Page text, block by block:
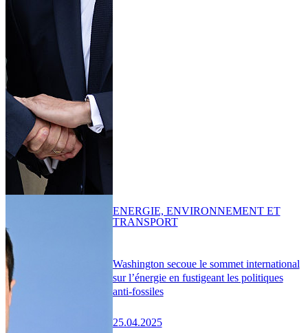
Washington secoue le sommet international
sur l’énergie en fustigeant les politiques
anti-fossiles
25.04.2025
ENERGIE, ENVIRONNEMENT ET
TRANSPORT